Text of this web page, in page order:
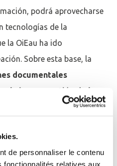
de personnaliser le contenu
relatives aux
podrá aprovecharse
tecnologías de la
la OiEau ha ido
Sobre esta base, la
documentales
la buena gestión de la
y su entorno en Francia,
utilizando
La acción de la OiEau es de